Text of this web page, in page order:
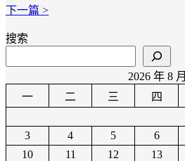
下一篇 >
搜索
2026 年 8 月
一
二 三 四
3
4 5 6
10
11 12 13